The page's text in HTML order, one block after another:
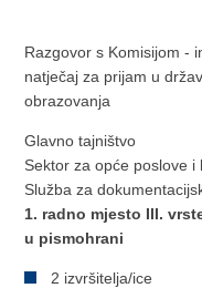
Razgovor s Komisijom -
natječaj za prijam u
obrazovanja
Glavno tajništvo
Sektor za opće poslove i
Služba za
1. radno mjesto III.
u pismohrani
2 izvršitelja/ice